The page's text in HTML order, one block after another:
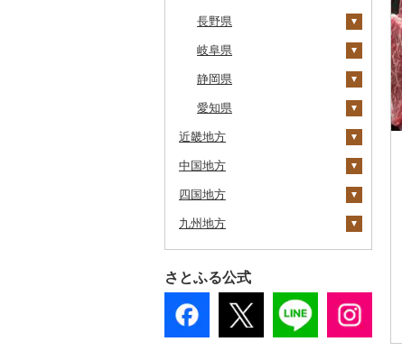
比布町
鶴居村
釧路市
苫前町
当別町
占冠村
上士幌町
平取町
七飯町
北見市
登別市
訓子府町
青森県（県庁）
三沢市
西目屋村
南三陸町
仙台市
大河原町
角田市
涌谷町
東松島市
高畠町
山形市
三川町
大江町
米沢市
葛尾村
三島町
桑折町
矢吹町
国見町
檜枝岐村
喜多方市
南相馬市
会津若松市
大熊町
浅川町
相馬市
桜川市
石岡市
茨城県（県庁）
坂東市
小美玉市
日立市
大子町
鹿嶋市
阿見町
那珂市
筑西市
八千代町
群馬県（県庁）
大泉町
長野原町
中之条町
入間市
志木市
北本市
桶川市
加須市
三郷市
八潮市
越生町
さいたま市
鴻巣市
嵐山町
越谷市
茂原市
野田市
山武市
鴨川市
印西市
神崎町
船橋市
千葉市
白井市
成田市
富津市
浦安市
千代田区
新宿区
江東区
青梅市
国立市
品川区
福生市
小平市
文京区
大田区
豊島区
西東京市
川崎市
厚木市
海老名市
相模原市
座間市
二宮町
長野県
高森町
御代田町
飯田市
青木村
南箕輪村
長野県（県庁）
上松町
高山村
南木曽町
朝日村
長野市
岐阜県
養老町
八百津町
池田町
関市
瑞穂市
飛騨市
岐南町
大野町
山県市
羽島市
静岡県
下田市
静岡市
吉田町
函南町
藤枝市
御殿場市
浜松市
伊東市
島田市
愛知県
清須市
田原市
安城市
北名古屋市
東栄町
豊山町
南知多町
江南市
近畿地方
三重県
鈴鹿市
伊賀市
木曽岬町
多気町
松阪市
桑名市
滋賀県
長浜市
高島市
草津市
近江八幡市
竜王町
京都府
宮津市
伊根町
与謝野町
福知山市
大阪府
茨木市
豊能町
枚方市
兵庫県
上郡町
神河町
奈良県
曽爾村
和歌山県
中国地方
鳥取県
鳥取県（県庁）
米子市
大山町
琴浦町
日野町
島根県
雲南市
海士町
津和野町
飯南町
岡山県
津山市
西粟倉村
久米南町
広島県
安芸太田町
世羅町
山口県
柳井市
四国地方
徳島県
阿波市
牟岐町
那賀町
三好市
香川県
高松市
直島町
さぬき市
愛媛県
今治市
鬼北町
高知県
香美市
九州地方
福岡県
那珂川市
添田町
大刀洗町
佐賀県
嬉野市
佐賀県（県庁）
長崎県
松浦市
熊本県
さとふる公式